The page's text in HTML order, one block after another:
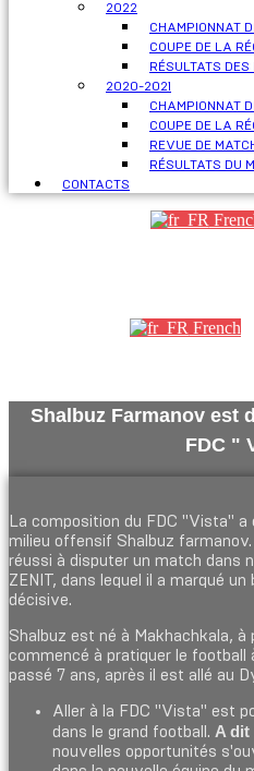
2022
CHAMPIONNAT
COUPE DE LA
RÉSULTATS
2020-2021
CHAMPIONNAT
COUPE DE LA
REVUE DE
RÉSULTATS DU
CONTACTS
French
Shalbuz Farmanov est
FDC "
La composition du FDC "Vista"
milieu offensif Shalbuz
réussi à disputer un match dans
ZENIT, dans lequel il a marqué
décisive.
Shalbuz est né à Makhachkala, à
commencé à pratiquer le football
passé 7 ans, après il est allé au
Aller à la FDC "Vista" est
dans le grand football. A dit
nouvelles opportunités